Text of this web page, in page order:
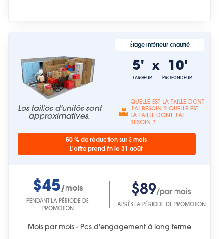
Les tailles d'unités sont
approximatives.
Étage inférieur chauffé
5'
LARGEUR
x 10'
PROFONDEUR
QUELLE EST LA TAILLE DONT
J'AI BESOIN ? QUELLE EST
LA TAILLE DONT J'AI
BESOIN ?
50 % de réduction sur 3 mois
L'offre prend fin le 31 août
$45/mois
PENDANT LA PÉRIODE DE
PROMOTION
$89/par mois
APRÈS LA PÉRIODE DE PROMOTION
Mois par mois - Pas d'engagement à long terme